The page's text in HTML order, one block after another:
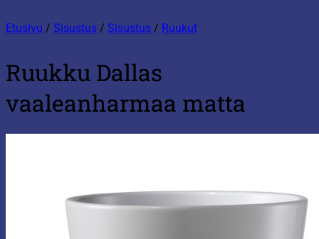
Etusivu / Sisustus / Sisustus / Ruukut
Ruukku Dallas
vaaleanharmaa matta